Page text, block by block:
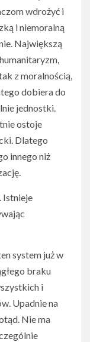
wdrożyć i
i niemoralną
Największą
z moralnością,
dobiera do
jednostki.
ostoje
Dlatego
innego niż
Istnieje
system już w
braku
i
Upadnie na
Nie ma